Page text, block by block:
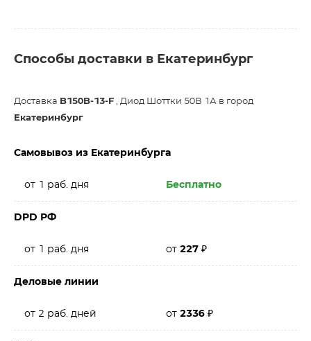
Способы доставки в Екатеринбург
Доставка B150B-13-F , Диод Шоттки 50В 1А в город
Екатеринбург
Самовывоз из Екатеринбурга
от 1 раб. дня Бесплатно
DPD РФ
от 1 раб. дня от 227 ₽
Деловые линии
от 2 раб. дней от 2336 ₽